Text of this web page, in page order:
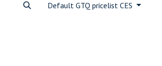
Default GTQ pricelist CES